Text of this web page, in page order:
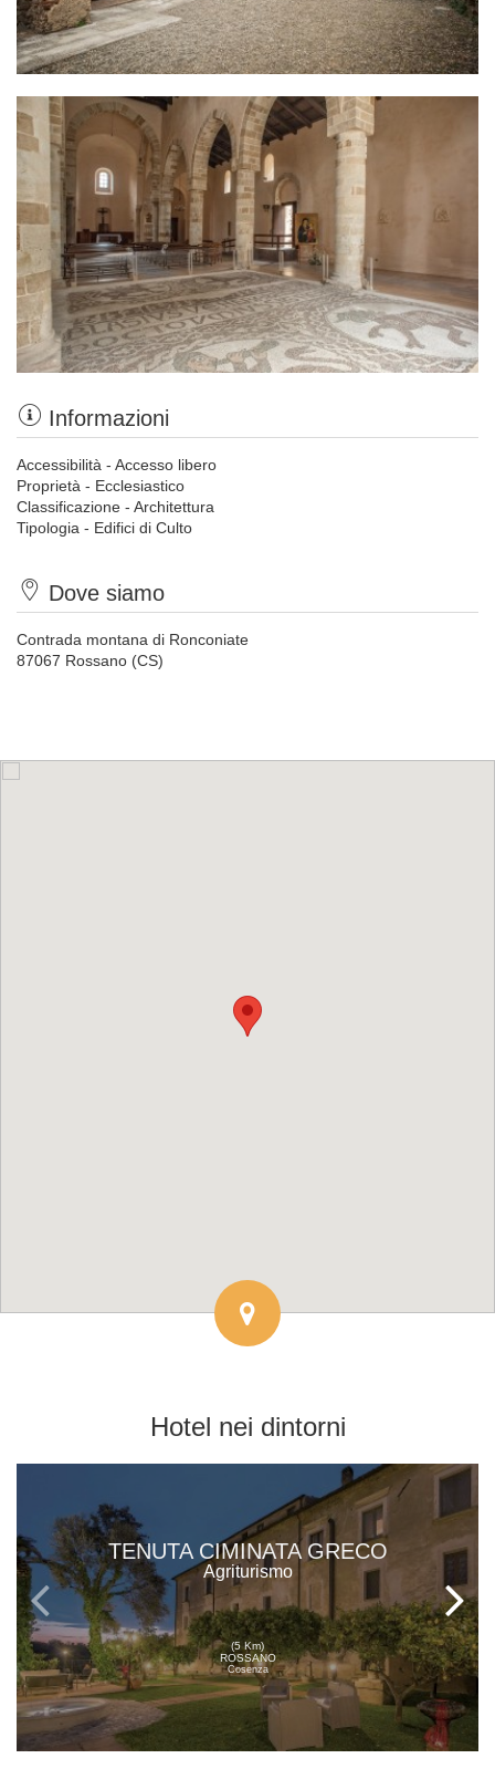
Informazioni
Accessibilità - Accesso libero
Proprietà - Ecclesiastico
Classificazione - Architettura
Tipologia - Edifici di Culto
Dove siamo
Contrada montana di Ronconiate
87067 Rossano (CS)
Hotel nei dintorni
TENUTA CIMINATA GRECO
Agriturismo
(5 Km)
ROSSANO
Cosenza